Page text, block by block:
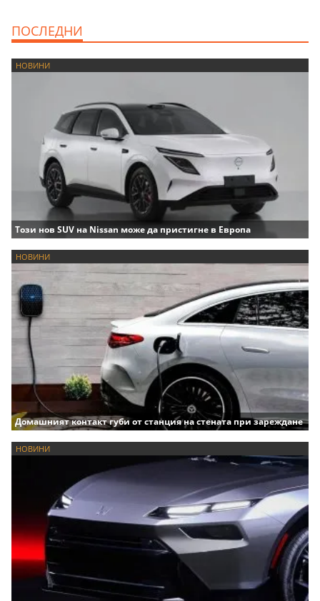
ПОСЛЕДНИ
НОВИНИ
Този нов SUV на Nissan може да пристигне в Европа
НОВИНИ
Домашният контакт губи от станция на стената при зареждане
НОВИНИ